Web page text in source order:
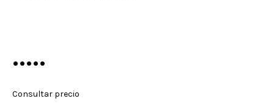
•••••
Consultar precio